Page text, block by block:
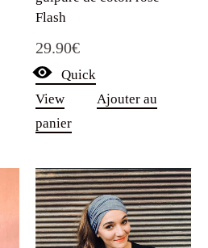
Flash
29.90€
Quick
View
Ajouter au
panier